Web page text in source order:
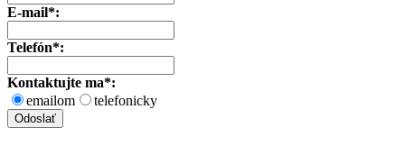
E-mail*:
Telefón*:
Kontaktujte ma*:
emailom
telefonicky